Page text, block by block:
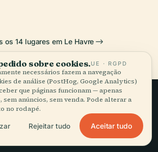
os 14 lugares em Le Havre
lenta,
sobre cookies.UE · RGPD
necessários fazem a navegação
de análise (PostHog, Google Analytics)
que páginas funcionam — apenas
anúncios, sem venda. Pode alterar a
no rodapé.
Rejeitar tudo Aceitar tudo